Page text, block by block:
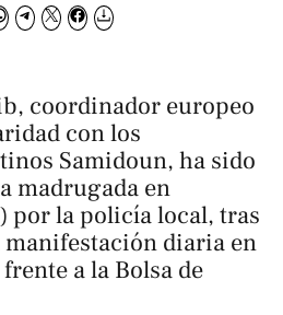
coordinador europeo
con los
Samidoun, ha sido
madrugada en
por la policía local, tras
diaria en
a la Bolsa de